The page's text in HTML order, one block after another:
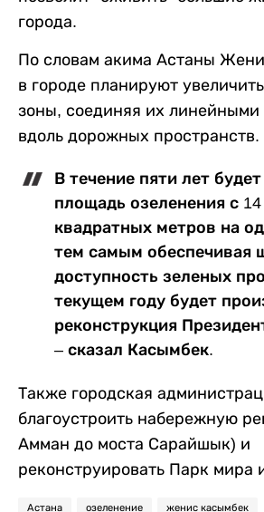
города.
По словам акима Астаны
в городе планируют
зоны, соединяя их
вдоль дорожных пространств.
В течение пяти лет
площадь озеленения с
квадратных метров на
тем самым обеспечивая
доступность зеленых
текущем году будет
реконструкция
– сказал Касымбек.
Также городская
благоустроить набережную
Амман до моста Сарайшык) и
реконструировать Парк мира
Астана озеленение женис касымбек